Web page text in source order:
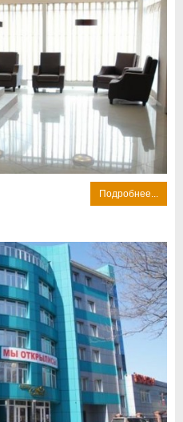
Подробнее...